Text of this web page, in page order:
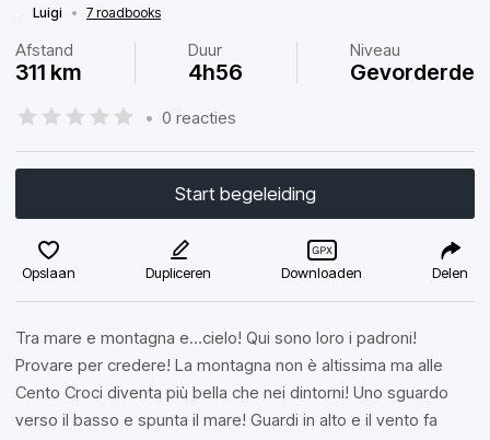
Luigi • 7 roadbooks
Afstand
311 km
Duur
4h56
Niveau
Gevorderde
• 0 reacties
Start begeleiding
Opslaan Dupliceren Downloaden Delen
Tra mare e montagna e…cielo! Qui sono loro i padroni!
Provare per credere! La montagna non è altissima ma alle
Cento Croci diventa più bella che nei dintorni! Uno sguardo
verso il basso e spunta il mare! Guardi in alto e il vento fa